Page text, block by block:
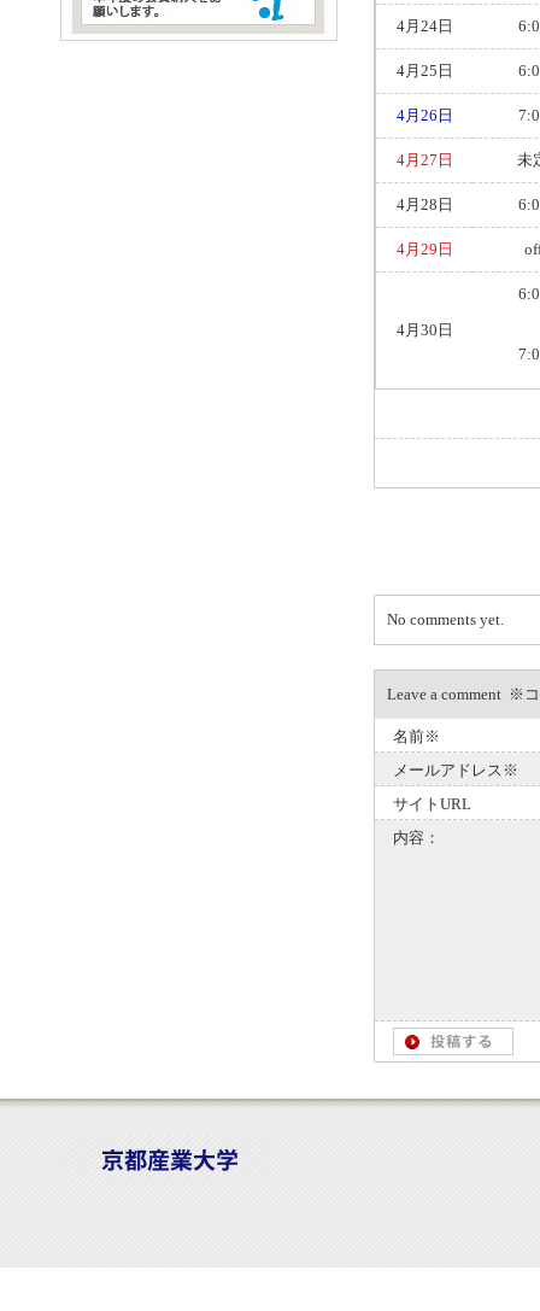
4月24日
4月25日
4月26日
4月27日 未
4月28日
4月29日
4月30日
No comments yet.
Leave a comment ※
名前※
メールアドレス※
サイトURL
内容：